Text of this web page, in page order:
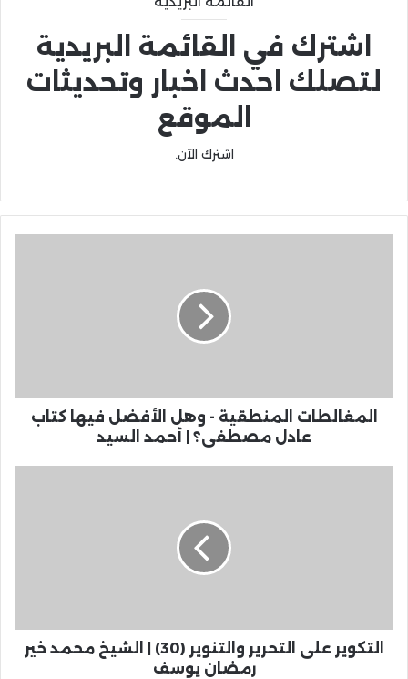
اشترك في القائمة البريدية
لتصلك احدث اخبار وتحديثات
الموقع
اشترك الآن.
المغالطات المنطقية - وهل الأفضل فيها كتاب
عادل مصطفى؟ | أحمد السيد
التكوير على التحرير والتنوير (30) | الشيخ محمد خير
رمضان يوسف